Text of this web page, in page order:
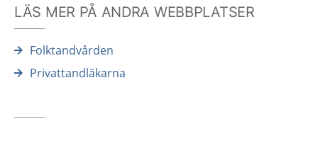
LÄS MER PÅ ANDRA WEBBPLATSER
Folktandvården
Privattandläkarna